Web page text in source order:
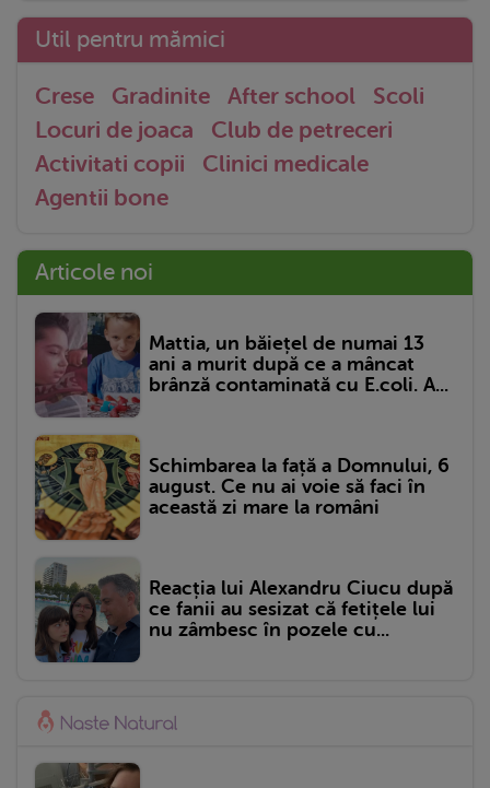
Util pentru mămici
Crese Gradinite After school
Scoli
Locuri de joaca
Club de petreceri
Activitati copii
Clinici medicale
Agentii bone
Articole noi
Mattia, un băiețel de numai 13
ani a murit după ce a mâncat
brânză contaminată cu E.coli. A...
Schimbarea la față a Domnului, 6
august. Ce nu ai voie să faci în
această zi mare la români
Reacția lui Alexandru Ciucu după
ce fanii au sesizat că fetițele lui
nu zâmbesc în pozele cu...